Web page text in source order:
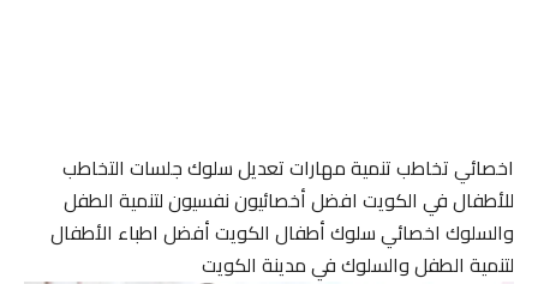
اخصائي تخاطب تنمية مهارات تعديل سلوك جلسات التخاطب
للأطفال في الكويت افضل أخصائيون نفسيون لتنمية الطفل
والسلوك اخصائي سلوك أطفال الكويت أفضل اطباء الأطفال
لتنمية الطفل والسلوك في مدينة الكويت